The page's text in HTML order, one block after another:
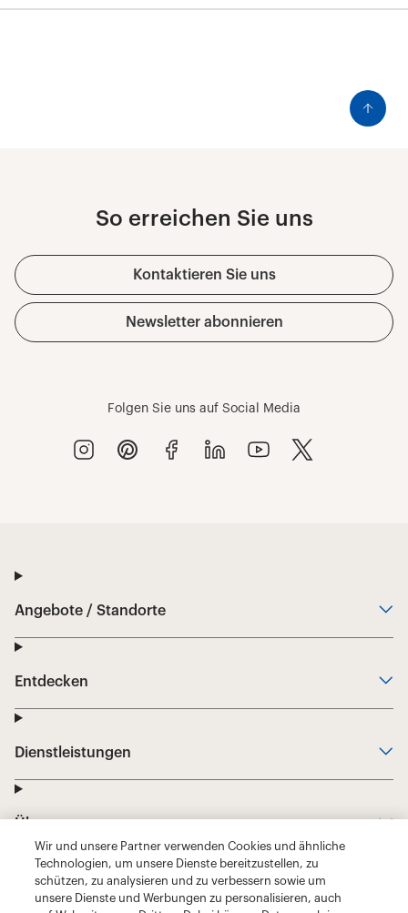
Wir und unsere Partner verwenden Cookies und ähnliche
Technologien, um unsere Dienste bereitzustellen, zu
schützen, zu analysieren und zu verbessern sowie um
unsere Dienste und Werbungen zu personalisieren, auch